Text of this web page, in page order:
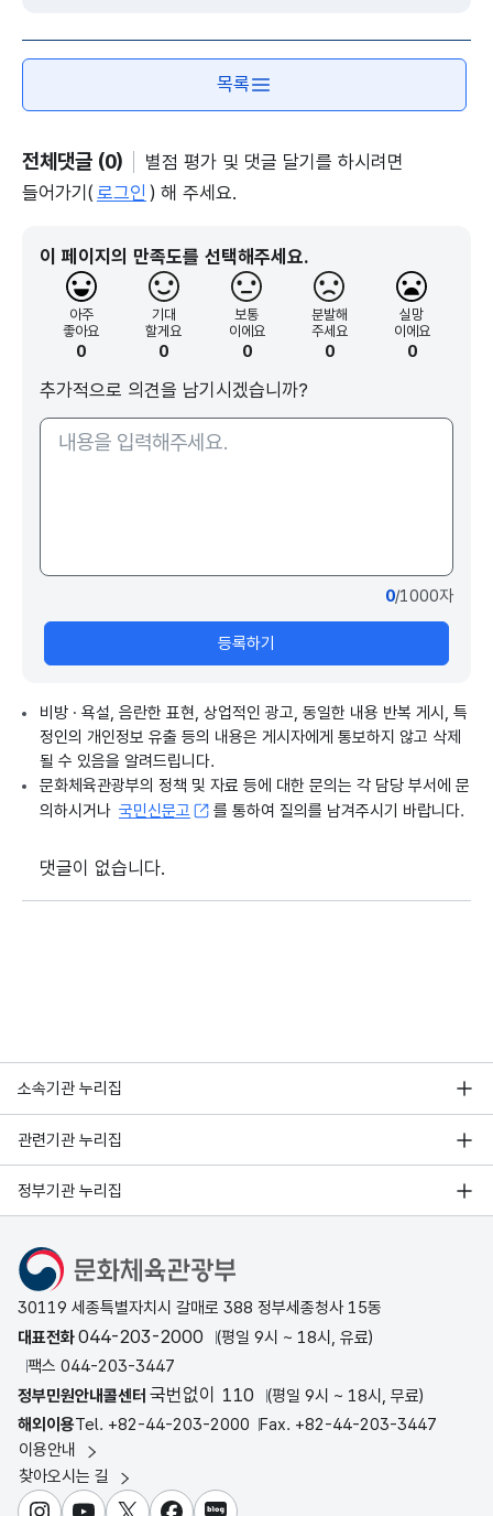
목록
전체댓글 (0)
별점 평가 및 댓글 달기를 하시려면
들어가기( 로그인 ) 해 주세요.
이 페이지의 만족도를 선택해주세요.
아주
좋아요
0
기대
할게요
0
보통
이에요
0
분발해
주세요
0
실망
이에요
0
추가적으로 의견을 남기시겠습니까?
0/1000자
등록하기
비방 · 욕설, 음란한 표현, 상업적인 광고, 동일한 내용 반복 게시, 특
정인의 개인정보 유출 등의 내용은 게시자에게 통보하지 않고 삭제
될 수 있음을 알려드립니다.
문화체육관광부의 정책 및 자료 등에 대한 문의는 각 담당 부서에 문
의하시거나 국민신문고 를 통하여 질의를 남겨주시기 바랍니다.
댓글이 없습니다.
소속기관 누리집
관련기관 누리집
정부기관 누리집
문화체육관광부
30119 세종특별자치시 갈매로 388 정부세종청사 15동
대표전화044-203-2000
(평일 9시 ~ 18시, 유료)
팩스 044-203-3447
정부민원안내콜센터 국번없이 110
(평일 9시 ~ 18시, 무료)
해외이용Tel. +82-44-203-2000 Fax. +82-44-203-3447
이용안내
찾아오시는 길